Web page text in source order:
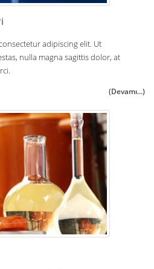
adipiscing elit. Ut
nulla magna sagittis dolor, at
(Devamı...)